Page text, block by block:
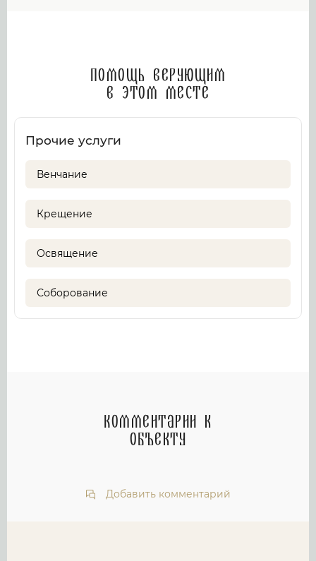
Помощь верующим
в этом месте
Прочие услуги
Венчание
Крещение
Освящение
Соборование
Комментарии к
объекту
Добавить комментарий